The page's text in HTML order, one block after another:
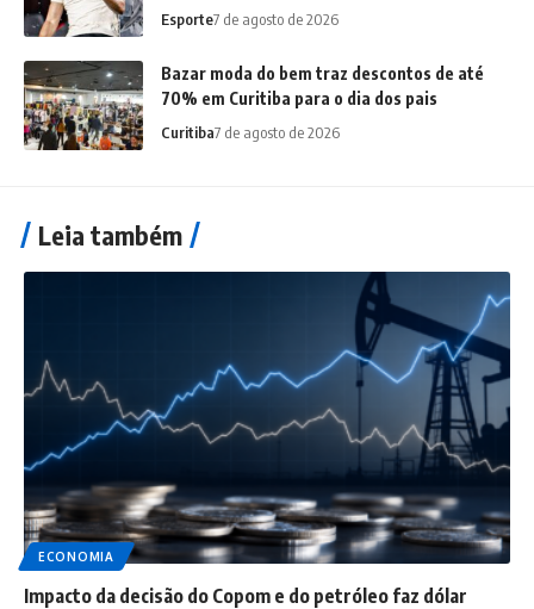
Esporte7 de agosto de 2026
Bazar moda do bem traz descontos de até
70% em Curitiba para o dia dos pais
Curitiba7 de agosto de 2026
Leia também
ECONOMIA
Impacto da decisão do Copom e do petróleo faz dólar